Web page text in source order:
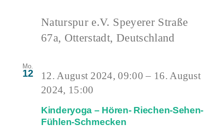
Naturspur e.V. Speyerer Straße
67a, Otterstadt, Deutschland
Mo.
12
Kinderyoga – Hören- Riechen-Sehen-
Fühlen-Schmecken
12. August 2024, 09:00 – 16. August
2024, 15:00